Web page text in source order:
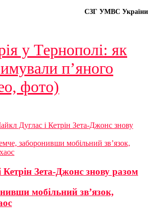
СЗГ УМВС України
у Тернополі: як
п’яного
фото)
Дуглас і Кетрін Зета-Джонс знову
заборонивши мобільний зв’язок,
Зета-Джонс знову разом
мобільний зв’язок,